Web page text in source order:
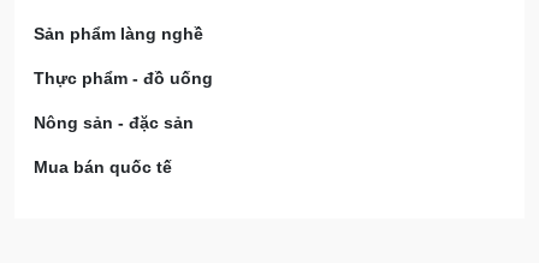
Sản phẩm làng nghề
Thực phẩm - đồ uống
Nông sản - đặc sản
Mua bán quốc tế